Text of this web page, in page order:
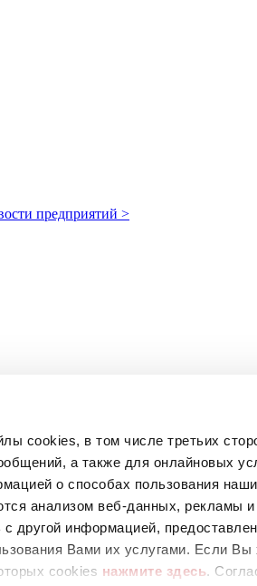
cookies, в том числе третьих
а также для онлайновых
о способах пользования
анализом веб-данных, рекламы и
другой информацией,
Вами их услугами. Если Вы
cookies нажмите здесь.
предприятий >